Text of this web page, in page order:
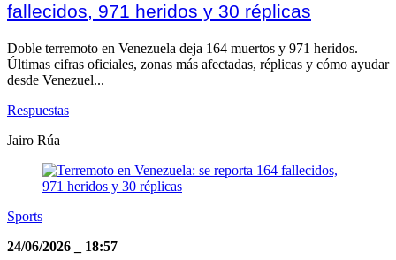
fallecidos, 971 heridos y 30 réplicas
Doble terremoto en Venezuela deja 164 muertos y 971 heridos.
Últimas cifras oficiales, zonas más afectadas, réplicas y cómo ayudar
desde Venezuel...
Respuestas
Jairo Rúa
Sports
24/06/2026
18:57